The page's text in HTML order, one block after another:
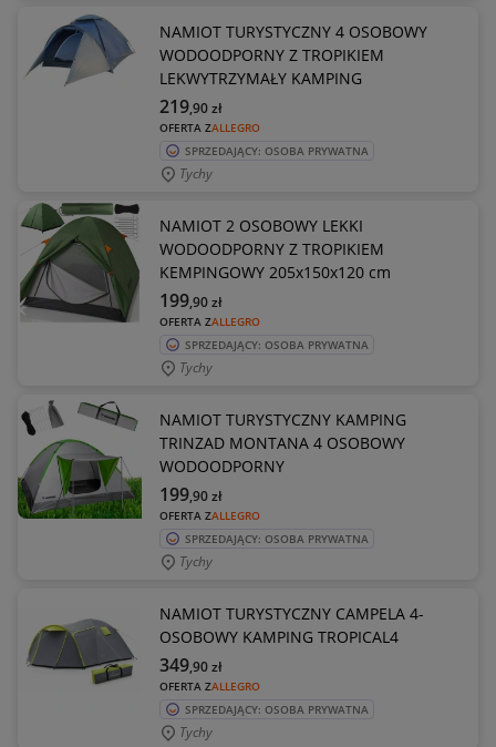
NAMIOT TURYSTYCZNY 4 OSOBOWY
WODOODPORNY Z TROPIKIEM
LEKWYTRZYMAŁY KAMPING
OFERTA ZALLEGRO
219,90zł
SPRZEDAJĄCY: OSOBA PRYWATNA
Tychy
NAMIOT 2 OSOBOWY LEKKI
WODOODPORNY Z TROPIKIEM
KEMPINGOWY 205x150x120 cm
OFERTA ZALLEGRO
199,90zł
SPRZEDAJĄCY: OSOBA PRYWATNA
Tychy
NAMIOT TURYSTYCZNY KAMPING
TRINZAD MONTANA 4 OSOBOWY
WODOODPORNY
OFERTA ZALLEGRO
199,90zł
SPRZEDAJĄCY: OSOBA PRYWATNA
Tychy
NAMIOT TURYSTYCZNY CAMPELA 4-
OSOBOWY KAMPING TROPICAL4
OFERTA ZALLEGRO
349,90zł
SPRZEDAJĄCY: OSOBA PRYWATNA
Tychy